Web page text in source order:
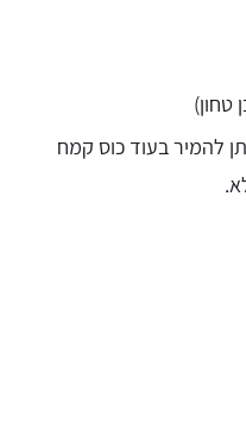
טחון)
להמיר בעוד כוס קמח